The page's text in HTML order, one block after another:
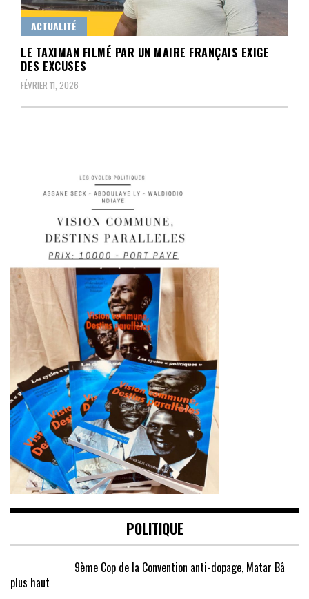
ACTUALITÉ
LE TAXIMAN FILMÉ PAR UN MAIRE FRANÇAIS EXIGE
DES EXCUSES
FÉVRIER 11, 2026
POLITIQUE
9ème Cop de la Convention anti-dopage, Matar Bâ
plus haut